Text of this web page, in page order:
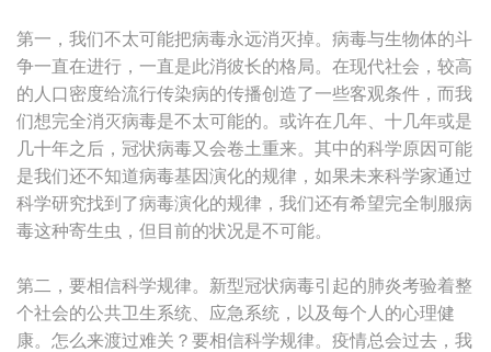
第一，我们不太可能把病毒永远消灭掉。病毒与生物体的斗
争一直在进行，一直是此消彼长的格局。在现代社会，较高
的人口密度给流行传染病的传播创造了一些客观条件，而我
们想完全消灭病毒是不太可能的。或许在几年、十几年或是
几十年之后，冠状病毒又会卷土重来。其中的科学原因可能
是我们还不知道病毒基因演化的规律，如果未来科学家通过
科学研究找到了病毒演化的规律，我们还有希望完全制服病
毒这种寄生虫，但目前的状况是不可能。
第二，要相信科学规律。新型冠状病毒引起的肺炎考验着整
个社会的公共卫生系统、应急系统，以及每个人的心理健
康。怎么来渡过难关？要相信科学规律。疫情总会过去，我